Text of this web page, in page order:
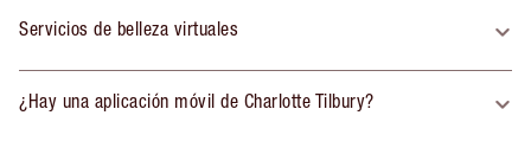
Servicios de belleza virtuales
¿Hay una aplicación móvil de Charlotte Tilbury?